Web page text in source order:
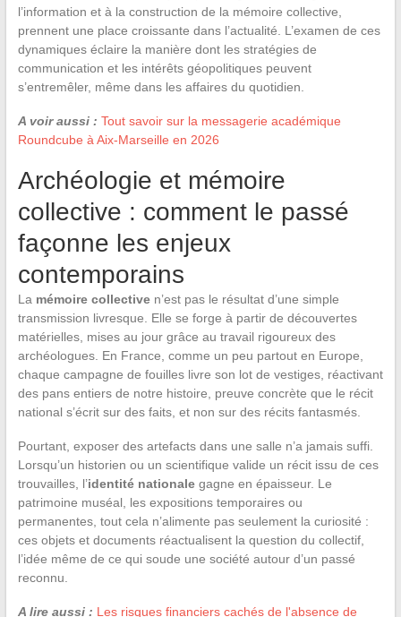
l’information et à la construction de la mémoire collective,
prennent une place croissante dans l’actualité. L’examen de ces
dynamiques éclaire la manière dont les stratégies de
communication et les intérêts géopolitiques peuvent
s’entremêler, même dans les affaires du quotidien.
A voir aussi : Tout savoir sur la messagerie académique
Roundcube à Aix-Marseille en 2026
Archéologie et mémoire
collective : comment le passé
façonne les enjeux
contemporains
La mémoire collectiven’est pas le résultat d’une simple
transmission livresque. Elle se forge à partir de découvertes
matérielles, mises au jour grâce au travail rigoureux des
archéologues. En France, comme un peu partout en Europe,
chaque campagne de fouilles livre son lot de vestiges, réactivant
des pans entiers de notre histoire, preuve concrète que le récit
national s’écrit sur des faits, et non sur des récits fantasmés.
Pourtant, exposer des artefacts dans une salle n’a jamais suffi.
Lorsqu’un historien ou un scientifique valide un récit issu de ces
trouvailles, l’identité nationalegagne en épaisseur. Le
patrimoine muséal, les expositions temporaires ou
permanentes, tout cela n’alimente pas seulement la curiosité :
ces objets et documents réactualisent la question du collectif,
l’idée même de ce qui soude une société autour d’un passé
reconnu.
A lire aussi : Les risques financiers cachés de l'absence de